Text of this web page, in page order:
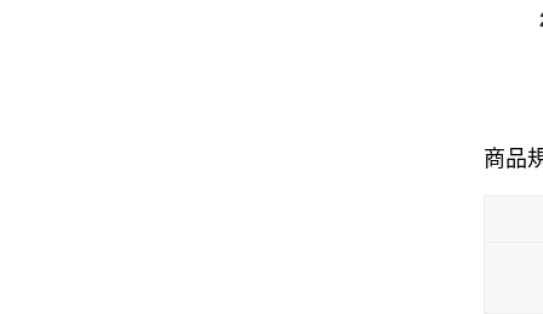
2.
商品